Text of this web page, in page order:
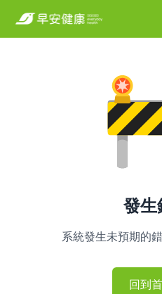
發生
系統發生未預期的
回到